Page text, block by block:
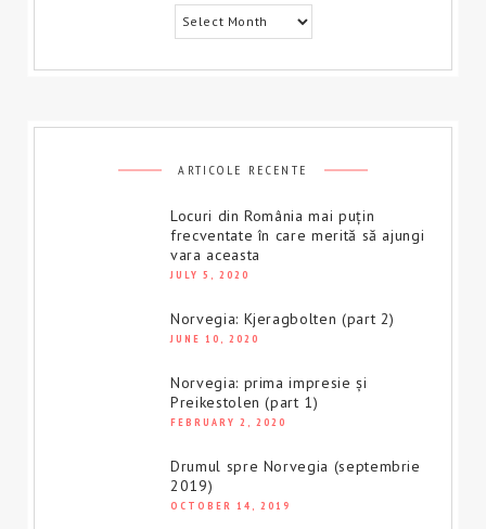
ARTICOLE RECENTE
Locuri din România mai puțin
frecventate în care merită să ajungi
vara aceasta
JULY 5, 2020
Norvegia: Kjeragbolten (part 2)
JUNE 10, 2020
Norvegia: prima impresie și
Preikestolen (part 1)
FEBRUARY 2, 2020
Drumul spre Norvegia (septembrie
2019)
OCTOBER 14, 2019